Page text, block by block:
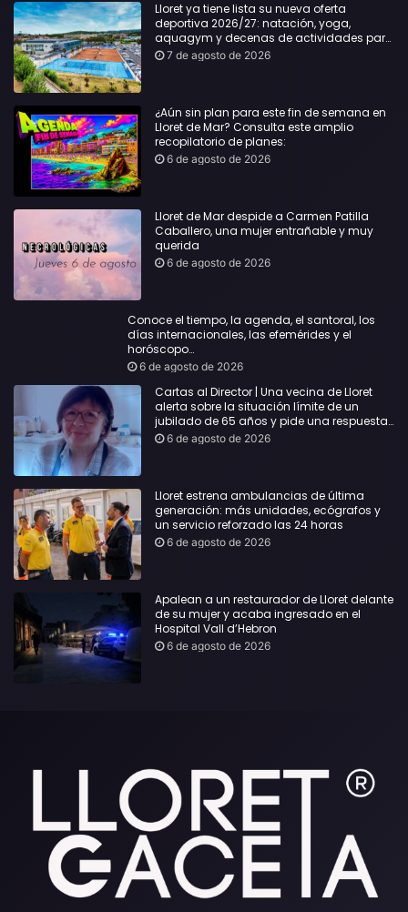
Lloret ya tiene lista su nueva oferta
deportiva 2026/27: natación, yoga,
aquagym y decenas de actividades para
todas las edades
7 de agosto de 2026
¿Aún sin plan para este fin de semana en
Lloret de Mar? Consulta este amplio
recopilatorio de planes:
6 de agosto de 2026
Lloret de Mar despide a Carmen Patilla
Caballero, una mujer entrañable y muy
querida
6 de agosto de 2026
Conoce el tiempo, la agenda, el santoral, los
días internacionales, las efemérides y el
horóscopo…
6 de agosto de 2026
Cartas al Director | Una vecina de Lloret
alerta sobre la situación límite de un
jubilado de 65 años y pide una respuesta
urgente
6 de agosto de 2026
Lloret estrena ambulancias de última
generación: más unidades, ecógrafos y
un servicio reforzado las 24 horas
6 de agosto de 2026
Apalean a un restaurador de Lloret delante
de su mujer y acaba ingresado en el
Hospital Vall d’Hebron
6 de agosto de 2026